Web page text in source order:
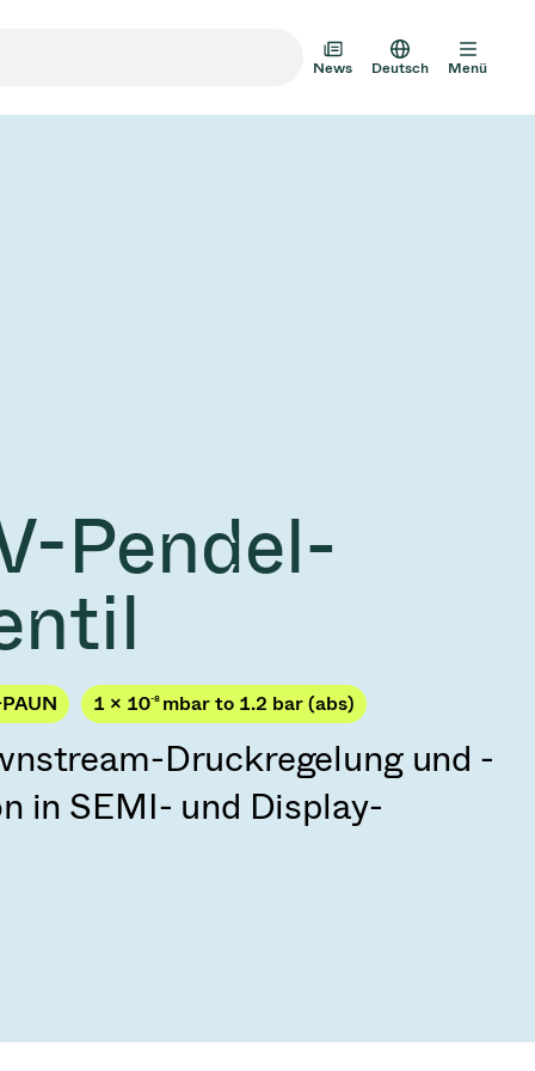
News
KR
VAT Media Release on
Acquisition of Atonarp
Ad hoc announcement pursuant to Art. 53
Deutsch Menü
Pendel-
1 × 10-8 mbar to 1.2 bar (abs)
Druckregelung und -
in SEMI- und Display-